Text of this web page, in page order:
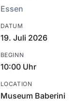
Essen
DATUM
19. Juli 2026
BEGINN
10:00 Uhr
LOCATION
Museum Baberini